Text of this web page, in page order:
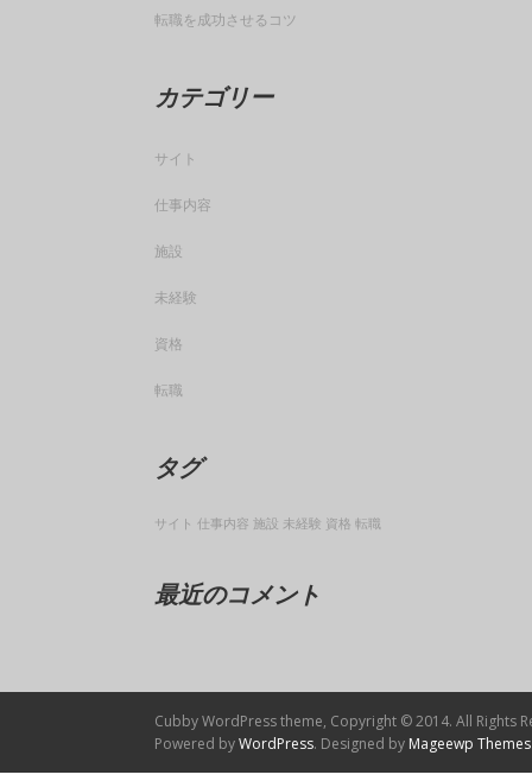
転職を成功させるコツ
カテゴリー
サイト
仕事内容
施設
未経験
資格
転職
タグ
サイト 仕事内容 施設 未経験 資格 転職
最近のコメント
Cubby WordPress theme, Copyright © 2014. All Rights
Powered byWordPress. Designed by Mageewp Themes